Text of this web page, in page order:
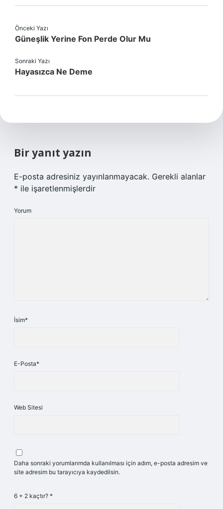
Önceki Yazı
Güneşlik Yerine Fon Perde Olur Mu
Sonraki Yazı
Hayasızca Ne Deme
Bir yanıt yazın
E-posta adresiniz yayınlanmayacak. Gerekli alanlar
* ile işaretlenmişlerdir
Yorum
İsim*
E-Posta*
Web Sitesi
Daha sonraki yorumlarımda kullanılması için adım, e-posta adresim ve
site adresim bu tarayıcıya kaydedilsin.
6 + 2 kaçtır? *